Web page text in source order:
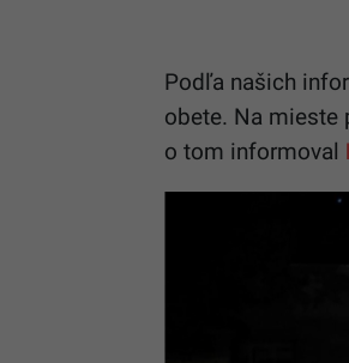
Podľa našich
obete. Na mieste
o tom informoval